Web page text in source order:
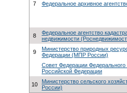
7 Федеральное архивное
8
Федеральное агентство
недвижимости
9
Министерство природных
Федерации (МПР России)
Совет Федерации
Российской Федерации
10
Министерство сельского
России)